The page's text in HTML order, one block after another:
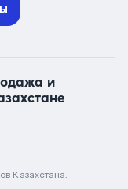
и
Казахстана.